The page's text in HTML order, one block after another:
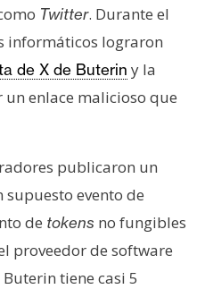
Twitter. Durante el
informáticos lograron
de X de Buterin y la
enlace malicioso que
publicaron un
evento de
de tokens no fungibles
proveedor de software
tiene casi 5